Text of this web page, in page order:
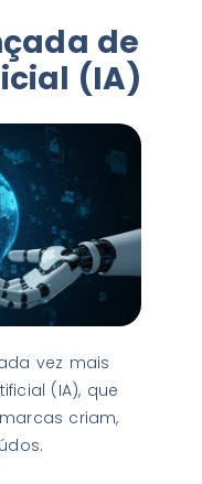
de
(IA)
vez mais
(IA), que
criam,